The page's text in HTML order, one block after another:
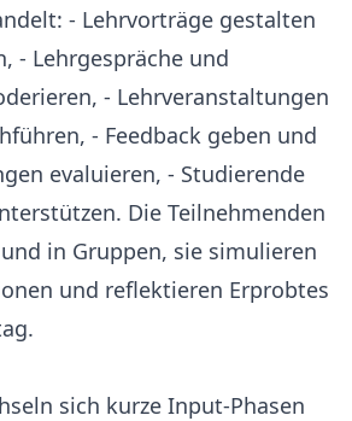
- Lehrvorträge gestalten
- Lehrgespräche und
- Lehrveranstaltungen
- Feedback geben und
evaluieren, - Studierende
Die Teilnehmenden
in Gruppen, sie simulieren
und reflektieren Erprobtes
sich kurze Input-Phasen